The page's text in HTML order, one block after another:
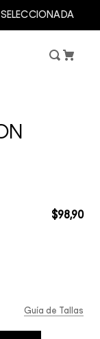
$98,90
Guía de Tallas